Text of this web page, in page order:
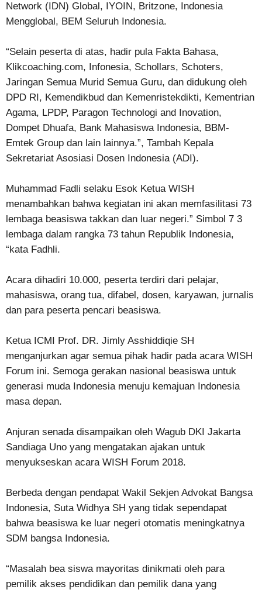
Network (IDN) Global, IYOIN, Britzone, Indonesia
Mengglobal, BEM Seluruh Indonesia.
“Selain peserta di atas, hadir pula Fakta Bahasa,
Klikcoaching.com, Infonesia, Schollars, Schoters,
Jaringan Semua Murid Semua Guru, dan didukung oleh
DPD RI, Kemendikbud dan Kemenristekdikti, Kementrian
Agama, LPDP, Paragon Technologi and Inovation,
Dompet Dhuafa, Bank Mahasiswa Indonesia, BBM-
Emtek Group dan lain lainnya.”, Tambah Kepala
Sekretariat Asosiasi Dosen Indonesia (ADI).
Muhammad Fadli selaku Esok Ketua WISH
menambahkan bahwa kegiatan ini akan memfasilitasi 73
lembaga beasiswa takkan dan luar negeri.” Simbol 7 3
lembaga dalam rangka 73 tahun Republik Indonesia,
“kata Fadhli.
Acara dihadiri 10.000, peserta terdiri dari pelajar,
mahasiswa, orang tua, difabel, dosen, karyawan, jurnalis
dan para peserta pencari beasiswa.
Ketua ICMI Prof. DR. Jimly Asshiddiqie SH
menganjurkan agar semua pihak hadir pada acara WISH
Forum ini. Semoga gerakan nasional beasiswa untuk
generasi muda Indonesia menuju kemajuan Indonesia
masa depan.
Anjuran senada disampaikan oleh Wagub DKI Jakarta
Sandiaga Uno yang mengatakan ajakan untuk
menyukseskan acara WISH Forum 2018.
Berbeda dengan pendapat Wakil Sekjen Advokat Bangsa
Indonesia, Suta Widhya SH yang tidak sependapat
bahwa beasiswa ke luar negeri otomatis meningkatnya
SDM bangsa Indonesia.
“Masalah bea siswa mayoritas dinikmati oleh para
pemilik akses pendidikan dan pemilik dana yang